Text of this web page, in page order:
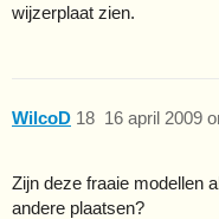
wijzerplaat zien.
WilcoD 16 april 2009
18
Zijn deze fraaie modellen
andere plaatsen?